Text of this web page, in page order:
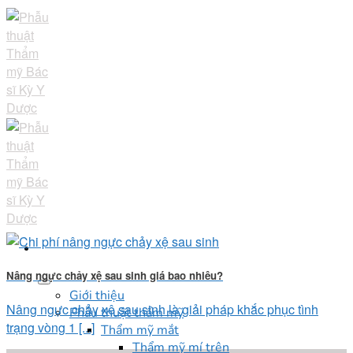
Skip
to
content
Giới thiệu
Phẫu thuật thẩm mỹ
Thẩm mỹ mắt
Thẩm mỹ mí trên
Nâng ngực chảy xệ sau sinh giá bao nhiêu?
Nâng ngực chảy xệ sau sinh là giải pháp khắc phục tình
trạng vòng 1 [...]